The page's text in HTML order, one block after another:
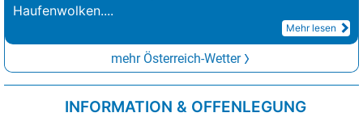
Haufenwolken....
Mehr lesen
mehr Österreich-Wetter
INFORMATION & OFFENLEGUNG